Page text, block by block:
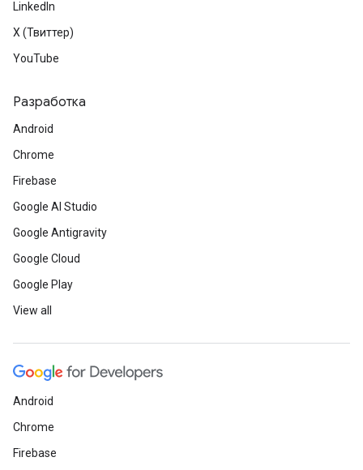
LinkedIn
X (Твиттер)
YouTube
Разработка
Android
Chrome
Firebase
Google AI Studio
Google Antigravity
Google Cloud
Google Play
View all
Android
Chrome
Firebase